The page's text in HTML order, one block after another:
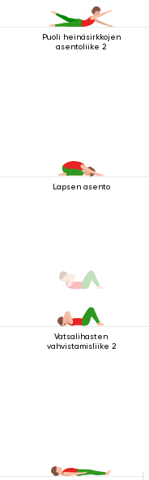
Puoli heinäsirkkojen
asentoliike 2
Lapsen asento
Vatsalihasten
vahvistamisliike 2